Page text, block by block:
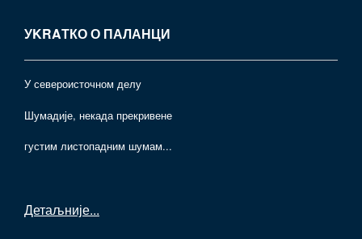
УKRAТКО О ПАЛАНЦИ
У североисточном делу
Шумадије, некада прекривене
густим листопадним шумам...
Детаљније...